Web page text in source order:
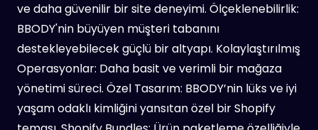
ve daha güvenilir bir site deneyimi. Ölçeklenebilirlik:
BBODY'nin büyüyen müşteri tabanını
destekleyebilecek güçlü bir altyapı. Kolaylaştırılmış
Operasyonlar: Daha basit ve verimli bir mağaza
yönetimi süreci. Özel Tasarım: BBODY’nin lüks ve iyi
yaşam odaklı kimliğini yansıtan özel bir Shopify